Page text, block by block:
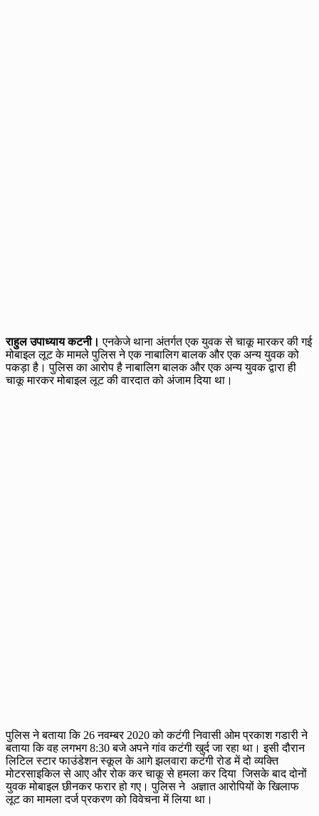
राहुल उपाध्याय कटनी।एनकेजे थाना अंतर्गत एक युवक से चाकू मारकर की गई
मोबाइल लूट के मामले पुलिस ने एक नाबालिग बालक और एक अन्य युवक को
पकड़ा है। पुलिस का आरोप है नाबालिग बालक और एक अन्य युवक द्वारा ही
चाकू मारकर मोबाइल लूट की वारदात को अंजाम दिया था।
पुलिस ने बताया कि 26 नवम्बर 2020 को कटंगी निवासी ओम प्रकाश गडारी ने
बताया कि वह लगभग 8:30 बजे अपने गांव कटंगी खुर्द जा रहा था। इसी दौरान
लिटिल स्टार फाउंडेशन स्कूल के आगे झलवारा कटंगी रोड में दो व्यक्ति
मोटरसाइकिल से आए और रोक कर चाकू से हमला कर दिया जिसके बाद दोनों
युवक मोबाइल छीनकर फरार हो गए। पुलिस ने अज्ञात आरोपियों के खिलाफ
लूट का मामला दर्ज प्रकरण को विवेचना में लिया था।